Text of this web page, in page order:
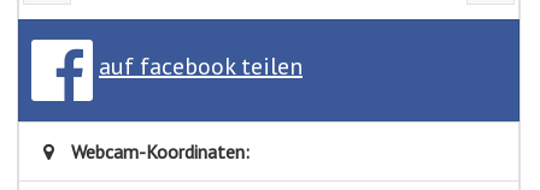
auf facebook teilen
Webcam-Koordinaten: